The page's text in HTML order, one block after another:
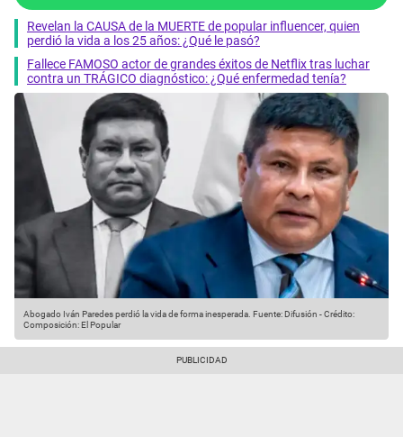
Revelan la CAUSA de la MUERTE de popular influencer, quien
perdió la vida a los 25 años: ¿Qué le pasó?
Fallece FAMOSO actor de grandes éxitos de Netflix tras luchar
contra un TRÁGICO diagnóstico: ¿Qué enfermedad tenía?
Abogado Iván Paredes perdió la vida de forma inesperada. Fuente: Difusión -Crédito:
Composición: El Popular